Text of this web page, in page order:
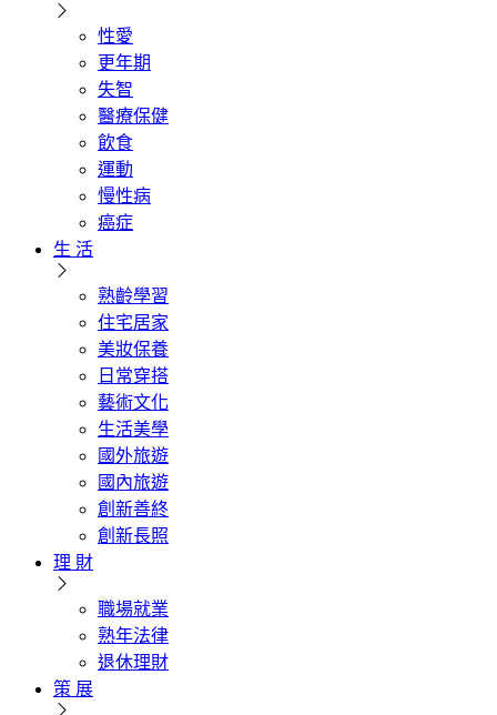
性愛
更年期
失智
醫療保健
飲食
運動
慢性病
癌症
生 活
熟齡學習
住宅居家
美妝保養
日常穿搭
藝術文化
生活美學
國外旅遊
國內旅遊
創新善終
創新長照
理 財
職場就業
熟年法律
退休理財
策 展